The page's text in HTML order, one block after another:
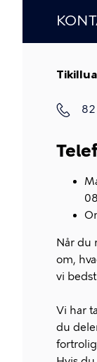
Når du
om,
vi
Vi har
du